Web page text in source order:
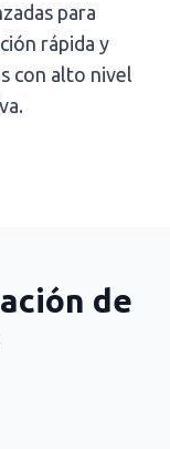
para
rápida y
con alto nivel
de